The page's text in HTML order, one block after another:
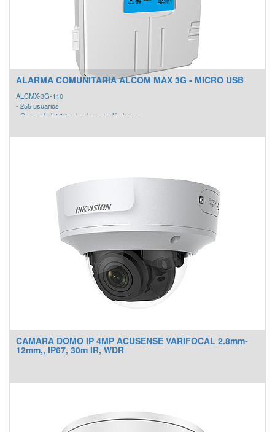
ALARMA COMUNITARIA ALCOM MAX 3G - MICRO USB
ALCMX-3G-110
- 255 usuarios
- Capacidad: 510 pulsadores inalámbricos.
- Modulo de chip (GSM / GPRS).
- Módulo ethernet (TC / IP).
CAMARA DOMO IP 4MP ACUSENSE VARIFOCAL 2.8mm-
12mm,, IP67, 30m IR, WDR